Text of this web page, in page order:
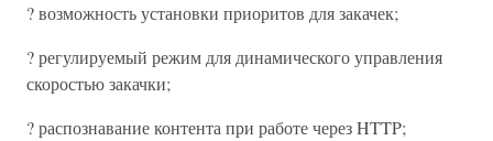
? возможность установки приоритов для закачек;
? регулируемый режим для динамического управления
скоростью закачки;
? распознавание контента при работе через HTTP;